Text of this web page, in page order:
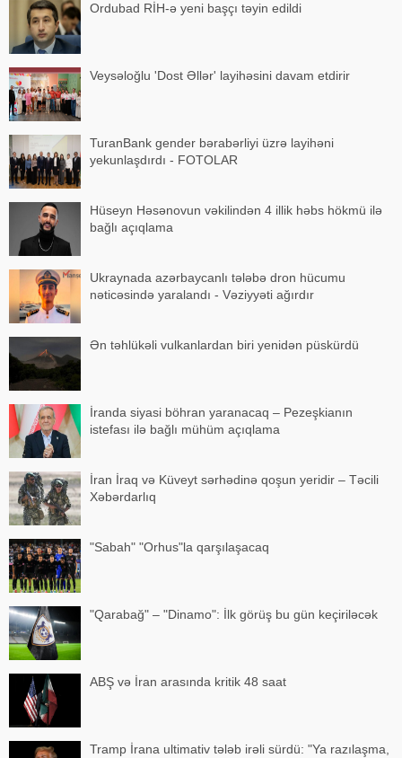
Ordubad RİH-ə yeni başçı təyin edildi
Veysəloğlu 'Dost Əllər' layihəsini davam etdirir
TuranBank gender bərabərliyi üzrə layihəni
yekunlaşdırdı - FOTOLAR
Hüseyn Həsənovun vəkilindən 4 illik həbs hökmü ilə
bağlı açıqlama
Ukraynada azərbaycanlı tələbə dron hücumu
nəticəsində yaralandı - Vəziyyəti ağırdır
Ən təhlükəli vulkanlardan biri yenidən püskürdü
İranda siyasi böhran yaranacaq – Pezeşkianın
istefası ilə bağlı mühüm açıqlama
İran İraq və Küveyt sərhədinə qoşun yeridir – Təcili
Xəbərdarlıq
"Sabah" "Orhus"la qarşılaşacaq
"Qarabağ" – "Dinamo": İlk görüş bu gün keçiriləcək
ABŞ və İran arasında kritik 48 saat
Tramp İrana ultimativ tələb irəli sürdü: "Ya razılaşma,